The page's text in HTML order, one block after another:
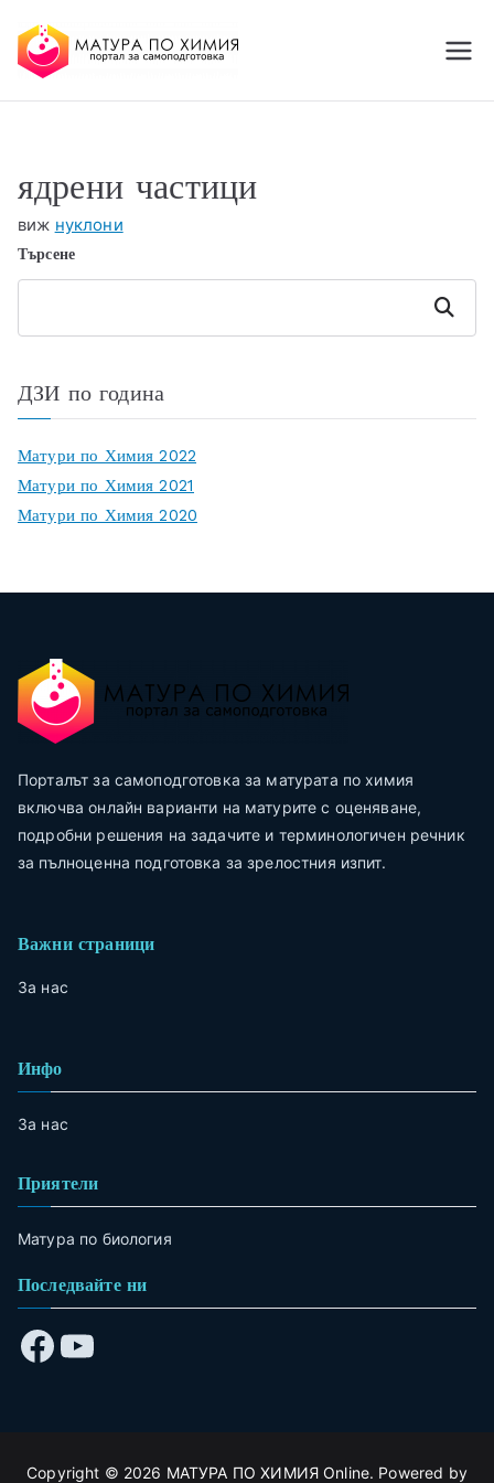
МАТУРА ПО ХИМИЯ
Online
ядрени частици
виж нуклони
Търсене
Търсене
ДЗИ по година
Матури по Химия 2022
Матури по Химия 2021
Матури по Химия 2020
Порталът за самоподготовка за матурата по химия
включва онлайн варианти на матурите с оценяване,
подробни решения на задачите и терминологичен речник
за пълноценна подготовка за зрелостния изпит.
Важни страници
За нас
Инфо
За нас
Приятели
Матура по биология
Последвайте ни
Copyright © 2026 МАТУРА ПО ХИМИЯ Online. Powered by